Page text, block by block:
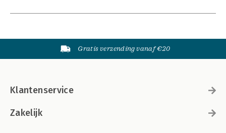
Gratis verzending vanaf €20
Klantenservice
Zakelijk